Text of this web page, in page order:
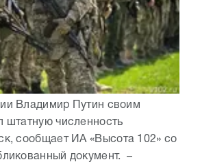
Владимир Путин своим
штатную численность
сообщает ИА «Высота 102» со
документ. –